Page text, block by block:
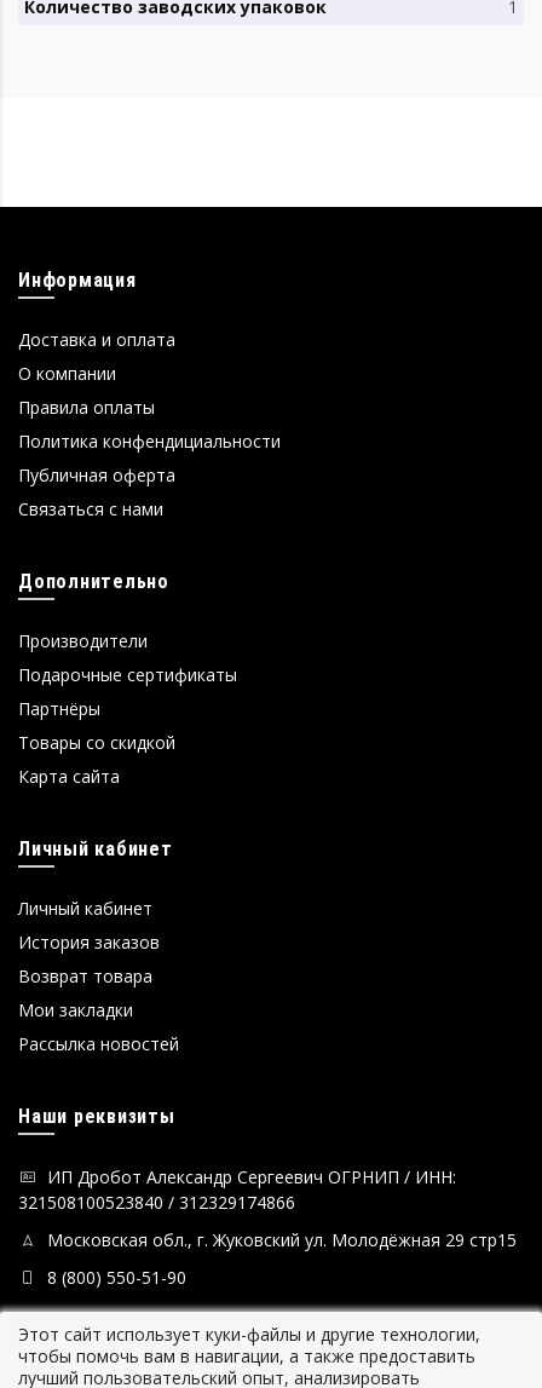
Количество заводских упаковок
1
Информация
Доставка и оплата
О компании
Правила оплаты
Политика конфендициальности
Публичная оферта
Связаться с нами
Дополнительно
Производители
Подарочные сертификаты
Партнёры
Товары со скидкой
Карта сайта
Личный кабинет
Личный кабинет
История заказов
Возврат товара
Мои закладки
Рассылка новостей
Наши реквизиты
ИП Дробот Александр Сергеевич ОГРНИП / ИНН:
321508100523840 / 312329174866
Московская обл., г. Жуковский ул. Молодёжная 29 стр15
8 (800) 550-51-90
Этот сайт использует куки-файлы и другие технологии,
чтобы помочь вам в навигации, а также предоставить
лучший пользовательский опыт, анализировать